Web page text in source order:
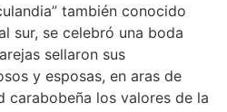
también conocido
sur, se celebró una boda
sellaron sus
y esposas, en aras de
carabobeña los valores de la